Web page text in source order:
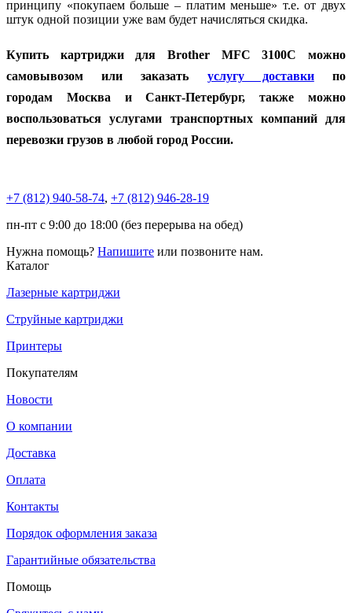
принципу «покупаем больше – платим меньше» т.е. от двух
штук одной позиции уже вам будет начисляться скидка.
Купить картриджи для Brother MFC 3100C можно
самовывозом или заказать услугу доставкипо
городам Москва и Санкт-Петербург, также можно
воспользоваться услугами транспортных компаний для
перевозки грузов в любой город России.
+7 (812) 940-58-74, +7 (812) 946-28-19
пн-пт с 9:00 до 18:00 (без перерыва на обед)
Нужна помощь? Напишите или позвоните нам.
Каталог
Лазерные картриджи
Струйные картриджи
Принтеры
Покупателям
Новости
О компании
Доставка
Оплата
Контакты
Порядок оформления заказа
Гарантийные обязательства
Помощь